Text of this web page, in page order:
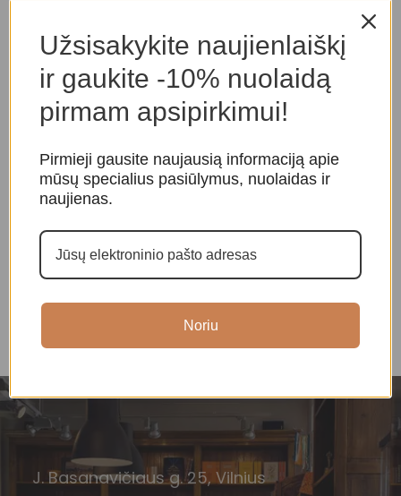
Vadžra (dordžė) ir varpelis
Varpeliai ir kiti muzikos
instrumentai, Ritualiniai
varpeliai
Varpeliai ir kiti muzikos
instrumentai
J. Basanavičiaus g. 25, Vilnius
Užsisakykite naujienlaiškį
ir gaukite -10% nuolaidą
pirmam apsipirkimui!
Pirmieji gausite naujausią informaciją apie
mūsų specialius pasiūlymus, nuolaidas ir
naujienas.
Noriu